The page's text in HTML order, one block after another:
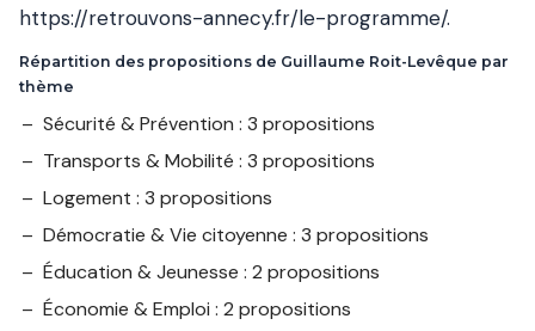
https://retrouvons-annecy.fr/le-programme/.
Répartition des propositions de Guillaume Roit-Levêque par
thème
Sécurité & Prévention : 3 propositions
Transports & Mobilité : 3 propositions
Logement : 3 propositions
Démocratie & Vie citoyenne : 3 propositions
Éducation & Jeunesse : 2 propositions
Économie & Emploi : 2 propositions